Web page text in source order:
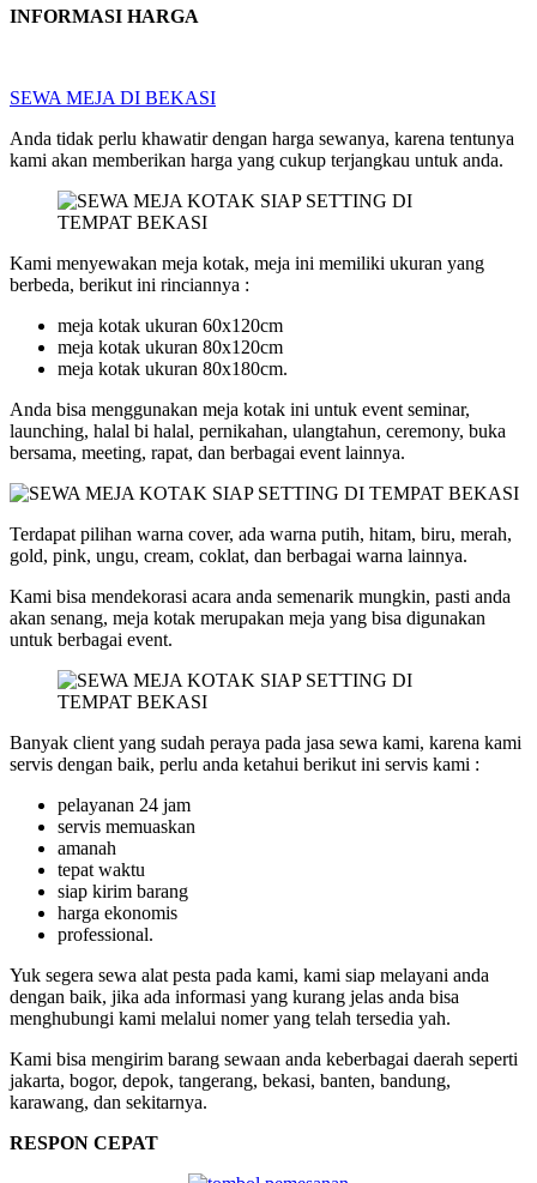
INFORMASI HARGA
SEWA MEJA DI BEKASI
Anda tidak perlu khawatir dengan harga sewanya, karena tentunya
kami akan memberikan harga yang cukup terjangkau untuk anda.
Kami menyewakan meja kotak, meja ini memiliki ukuran yang
berbeda, berikut ini rinciannya :
meja kotak ukuran 60x120cm
meja kotak ukuran 80x120cm
meja kotak ukuran 80x180cm.
Anda bisa menggunakan meja kotak ini untuk event seminar,
launching, halal bi halal, pernikahan, ulangtahun, ceremony, buka
bersama, meeting, rapat, dan berbagai event lainnya.
Terdapat pilihan warna cover, ada warna putih, hitam, biru, merah,
gold, pink, ungu, cream, coklat, dan berbagai warna lainnya.
Kami bisa mendekorasi acara anda semenarik mungkin, pasti anda
akan senang, meja kotak merupakan meja yang bisa digunakan
untuk berbagai event.
Banyak client yang sudah peraya pada jasa sewa kami, karena kami
servis dengan baik, perlu anda ketahui berikut ini servis kami :
pelayanan 24 jam
servis memuaskan
amanah
tepat waktu
siap kirim barang
harga ekonomis
professional.
Yuk segera sewa alat pesta pada kami, kami siap melayani anda
dengan baik, jika ada informasi yang kurang jelas anda bisa
menghubungi kami melalui nomer yang telah tersedia yah.
Kami bisa mengirim barang sewaan anda keberbagai daerah seperti
jakarta, bogor, depok, tangerang, bekasi, banten, bandung,
karawang, dan sekitarnya.
RESPON CEPAT